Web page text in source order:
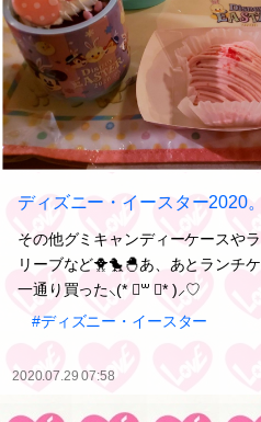
ディズニー・イースター2020。
その他グミキャンディーケースや
リーブなど🐥🐤🐣あ、あとランチ
一通り買った⸜(* ॑꒳ ॑* )⸝♡
#ディズニー・イースター
2020.07.29 07:58